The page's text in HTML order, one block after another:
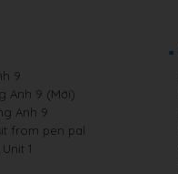
9
Anh 9 (Mới)
Anh 9
from pen pal
1